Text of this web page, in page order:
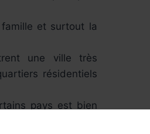
et surtout la
une ville très
résidentiels
pays est bien
rouges.